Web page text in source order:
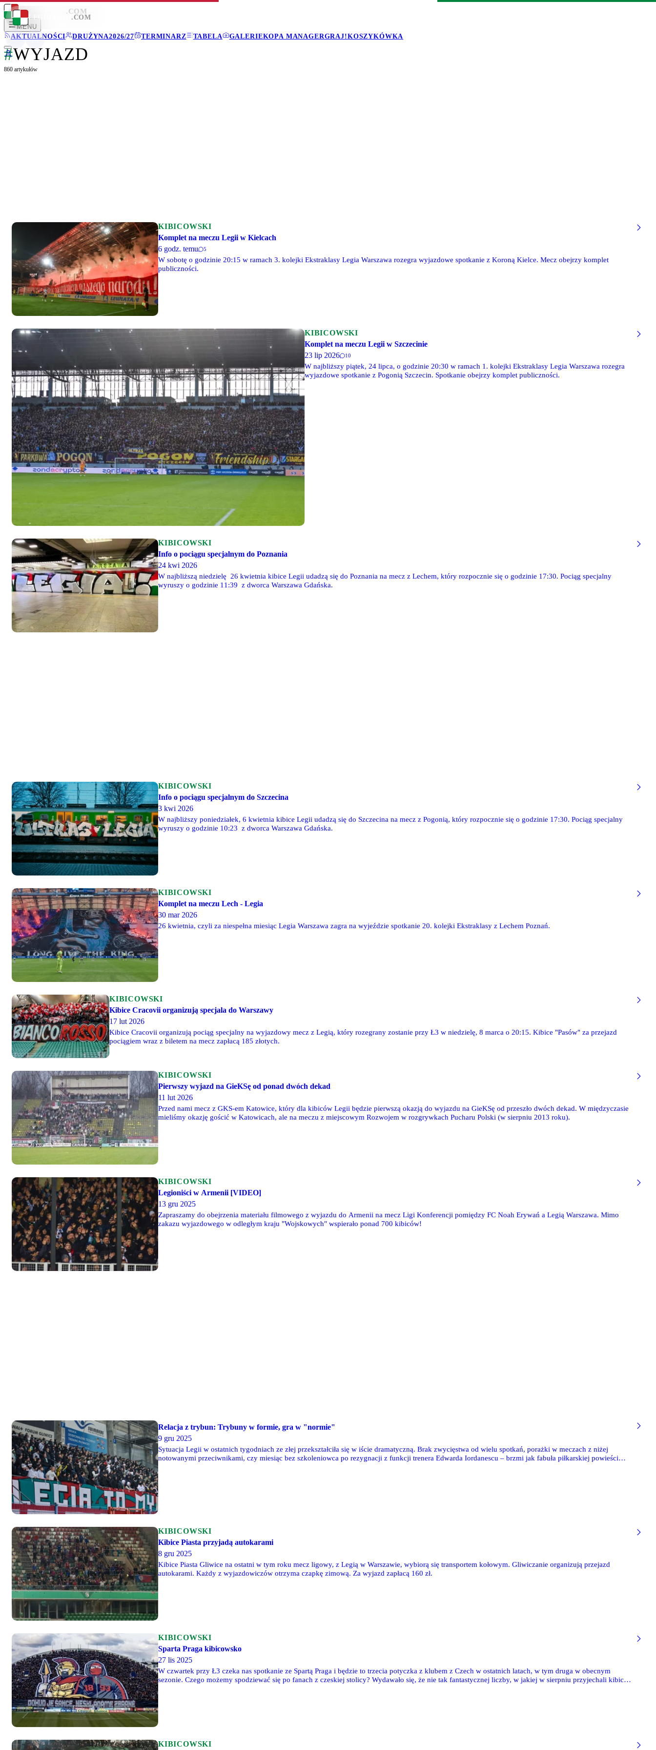
LEGIONISCI .COM
MENU
AKTUALNOŚCI
DRUŻYNA2026/27 TERMINARZ TABELA GALERIEKOPA MANAGERGRAJ!KOSZYKÓWKA
LEGIONISCI .COM
#WYJAZD
860 artykułów
KIBICOWSKI
Komplet na meczu Legii w Kielcach
6 godz. temu
5
W sobotę o godzinie 20:15 w ramach 3. kolejki Ekstraklasy Legia Warszawa rozegra wyjazdowe spotkanie z Koroną Kielce. Mecz obejrzy komplet
publiczności.
KIBICOWSKI
Komplet na meczu Legii w Szczecinie
23 lip 2026
10
W najbliższy piątek, 24 lipca, o godzinie 20:30 w ramach 1. kolejki Ekstraklasy Legia Warszawa rozegra
wyjazdowe spotkanie z Pogonią Szczecin. Spotkanie obejrzy komplet publiczności.
KIBICOWSKI
Info o pociągu specjalnym do Poznania
24 kwi 2026
W najbliższą niedzielę 26 kwietnia kibice Legii udadzą się do Poznania na mecz z Lechem, który rozpocznie się o godzinie 17:30. Pociąg specjalny
wyruszy o godzinie 11:39 z dworca Warszawa Gdańska.
KIBICOWSKI
Info o pociągu specjalnym do Szczecina
3 kwi 2026
W najbliższy poniedziałek, 6 kwietnia kibice Legii udadzą się do Szczecina na mecz z Pogonią, który rozpocznie się o godzinie 17:30. Pociąg specjalny
wyruszy o godzinie 10:23 z dworca Warszawa Gdańska.
KIBICOWSKI
Komplet na meczu Lech - Legia
30 mar 2026
26 kwietnia, czyli za niespełna miesiąc Legia Warszawa zagra na wyjeździe spotkanie 20. kolejki Ekstraklasy z Lechem Poznań.
KIBICOWSKI
Kibice Cracovii organizują specjala do Warszawy
17 lut 2026
Kibice Cracovii organizują pociąg specjalny na wyjazdowy mecz z Legią, który rozegrany zostanie przy Ł3 w niedzielę, 8 marca o 20:15. Kibice "Pasów" za przejazd
pociągiem wraz z biletem na mecz zapłacą 185 złotych.
KIBICOWSKI
Pierwszy wyjazd na GieKSę od ponad dwóch dekad
11 lut 2026
Przed nami mecz z GKS-em Katowice, który dla kibiców Legii będzie pierwszą okazją do wyjazdu na GieKSę od przeszło dwóch dekad. W międzyczasie
mieliśmy okazję gościć w Katowicach, ale na meczu z miejscowym Rozwojem w rozgrywkach Pucharu Polski (w sierpniu 2013 roku).
KIBICOWSKI
Legioniści w Armenii [VIDEO]
13 gru 2025
Zapraszamy do obejrzenia materiału filmowego z wyjazdu do Armenii na mecz Ligi Konferencji pomiędzy FC Noah Erywań a Legią Warszawa. Mimo
zakazu wyjazdowego w odległym kraju "Wojskowych" wspierało ponad 700 kibiców!
Relacja z trybun: Trybuny w formie, gra w "normie"
9 gru 2025
Sytuacja Legii w ostatnich tygodniach ze złej przekształciła się w iście dramatyczną. Brak zwycięstwa od wielu spotkań, porażki w meczach z niżej
notowanymi przeciwnikami, czy miesiąc bez szkoleniowca po rezygnacji z funkcji trenera Edwarda Iordanescu – brzmi jak fabuła piłkarskiej powieści
KIBICOWSKI
Kibice Piasta przyjadą autokarami
8 gru 2025
Kibice Piasta Gliwice na ostatni w tym roku mecz ligowy, z Legią w Warszawie, wybiorą się transportem kołowym. Gliwiczanie organizują przejazd
autokarami. Każdy z wyjazdowiczów otrzyma czapkę zimową. Za wyjazd zapłacą 160 zł.
KIBICOWSKI
Sparta Praga kibicowsko
27 lis 2025
W czwartek przy Ł3 czeka nas spotkanie ze Spartą Praga i będzie to trzecia potyczka z klubem z Czech w ostatnich latach, w tym druga w obecnym
sezonie. Czego możemy spodziewać się po fanach z czeskiej stolicy? Wydawało się, że nie tak fantastycznej liczby, w jakiej w sierpniu przyjechali kibice
KIBICOWSKI